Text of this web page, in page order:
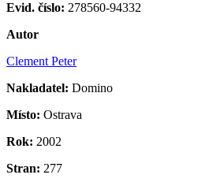
Evid. číslo: 278560-94332
Autor
Clement Peter
Nakladatel: Domino
Místo: Ostrava
Rok: 2002
Stran: 277